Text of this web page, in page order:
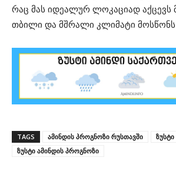
რაც მას იდეალურ ლოკაციად აქცევს
თბილი და მშრალი კლიმატი
TAGS ამინდის პროგნოზი რუსთავში
ზუსტი ამინდის პროგნოზი